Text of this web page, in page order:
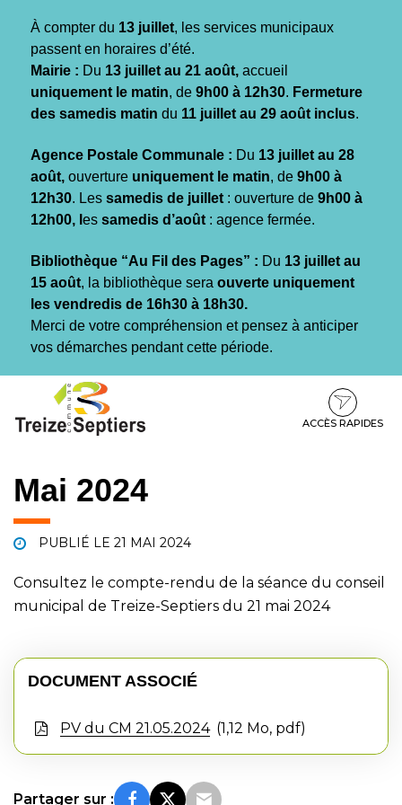
À compter du 13 juillet, les services municipaux
passent en horaires d’été.
Mairie : Du 13 juillet au 21 août, accueil
uniquement le matin, de 9h00 à 12h30. Fermeture
des samedis matin du 11 juillet au 29 août inclus.
Agence Postale Communale : Du 13 juillet au 28
août, ouverture uniquement le matin, de 9h00 à
12h30. Les samedis de juillet : ouverture de 9h00 à
12h00, l es samedis d’août : agence fermée.
Bibliothèque “Au Fil des Pages” : Du 13 juillet au
15 août, la bibliothèque sera ouverte uniquement
les vendredis de 16h30 à 18h30.
Merci de votre compréhension et pensez à anticiper
vos démarches pendant cette période.
contenu
pied
ACCÈS RAPIDES
Mai 2024
PUBLIÉ LE 21 MAI 2024
Consultez le compte-rendu de la séance du conseil
municipal de Treize-Septiers du 21 mai 2024
DOCUMENT ASSOCIÉ
PV du CM 21.05.2024 1,12 Mo, pdf
Partager sur :